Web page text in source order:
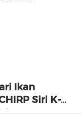
Ikan
Siri K-
ONWA